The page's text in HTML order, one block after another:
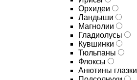
Орхидеи
Ландыши
Магнолии
Гладиолусы
Кувшинки
Тюльпаны
Флоксы
Анютины глазки